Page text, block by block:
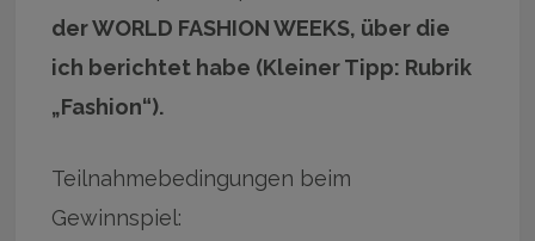
der WORLD FASHION WEEKS, über die
ich berichtet habe (Kleiner Tipp: Rubrik
„Fashion“).
Teilnahmebedingungen beim
Gewinnspiel: